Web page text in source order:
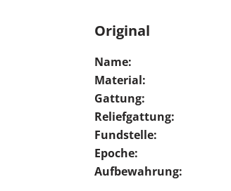
Original
Name:
Material:
Gattung:
Reliefgattung:
Fundstelle:
Epoche:
Aufbewahrung: